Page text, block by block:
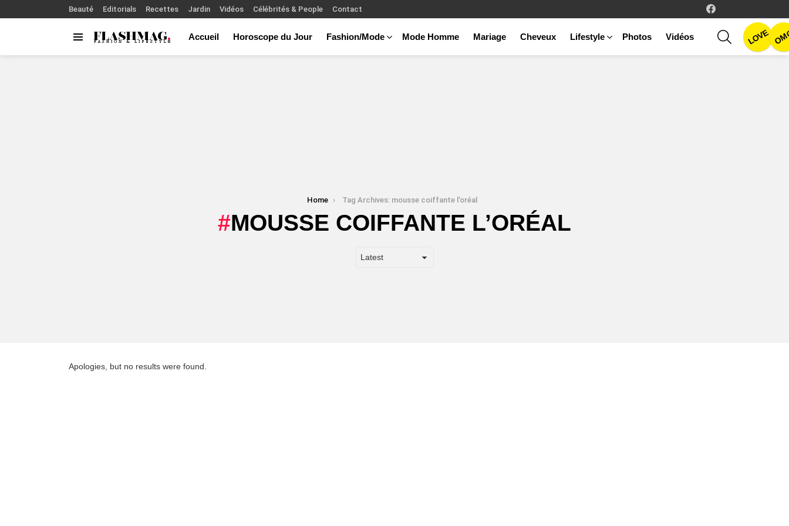
Beauté Editorials Recettes Jardin Vidéos Célébrités & People Contact
Accueil Horoscope du Jour Fashion/Mode Mode Homme Mariage Cheveux Lifestyle Photos Vidéos
SEARCHLOVE
Home Tag Archives: mousse coiffante l’oréal
MOUSSE COIFFANTE L’ORÉAL
Apologies, but no results were found.